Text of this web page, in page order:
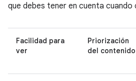
que debes tener en cuenta
Facilidad para
ver
Priorización
del contenido